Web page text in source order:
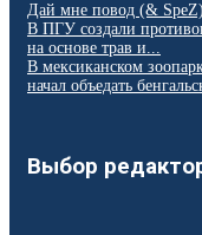
Дай мне повод (& SpeZ)
В ПГУ создали
на основе трав и...
В мексиканском
начал объедать
Выбор